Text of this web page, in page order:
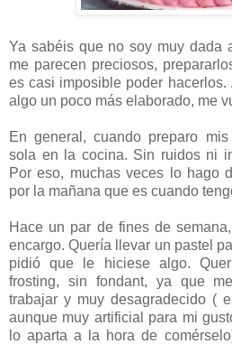
Ya sabéis que no soy muy dada
me parecen preciosos,
es casi imposible poder hacerlos.
algo un poco más elaborado, me
En general, cuando preparo
sola en la cocina. Sin ruidos ni
Por eso, muchas veces lo hago
por la mañana que es cuando
Hace un par de fines de
encargo. Quería llevar un pastel
pidió que le hiciese algo.
frosting, sin fondant, ya que
trabajar y muy desagradecido (
aunque muy artificial para mi
lo aparta a la hora de